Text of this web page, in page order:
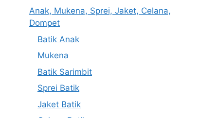
Anak, Mukena, Sprei, Jaket, Celana,
Dompet
Batik Anak
Mukena
Batik Sarimbit
Sprei Batik
Jaket Batik